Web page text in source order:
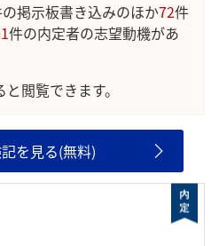
掲示板書き込みのほか72件
件の内定者の志望動機があ
と閲覧できます。
を見る(無料)